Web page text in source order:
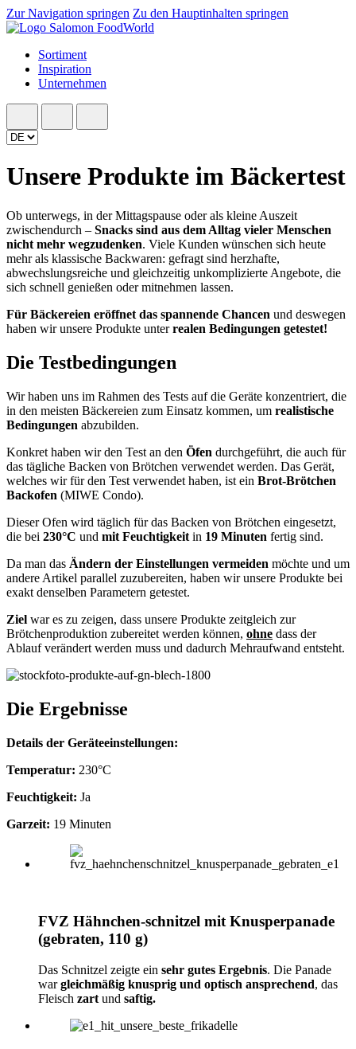
Zur Navigation springen Zu den Hauptinhalten springen
Sortiment
Inspiration
Unternehmen
Unsere Produkte im Bäckertest
Ob unterwegs, in der Mittagspause oder als kleine Auszeit
zwischendurch – Snacks sind aus dem Alltag vieler Menschen
nicht mehr wegzudenken. Viele Kunden wünschen sich heute
mehr als klassische Backwaren: gefragt sind herzhafte,
abwechslungsreiche und gleichzeitig unkomplizierte Angebote, die
sich schnell genießen oder mitnehmen lassen.
Für Bäckereien eröffnet das spannende Chancen und deswegen
haben wir unsere Produkte unterrealen Bedingungen getestet!
Die Testbedingungen
Wir haben uns im Rahmen des Tests auf die Geräte konzentriert, die
in den meisten Bäckereien zum Einsatz kommen, um realistische
Bedingungen abzubilden.
Konkret haben wir den Test an den Öfen durchgeführt, die auch für
das tägliche Backen von Brötchen verwendet werden. Das Gerät,
welches wir für den Test verwendet haben, ist ein Brot-Brötchen
Backofen (MIWE Condo).
Dieser Ofen wird täglich für das Backen von Brötchen eingesetzt,
die bei 230°C und mit Feuchtigkeit in 19 Minuten fertig sind.
Da man das Ändern der Einstellungen vermeiden möchte und um
andere Artikel parallel zuzubereiten, haben wir unsere Produkte bei
exakt denselben Parametern getestet.
Ziel war es zu zeigen, dass unsere Produkte zeitgleich zur
Brötchenproduktion zubereitet werden können, ohne dass der
Ablauf verändert werden muss und dadurch Mehraufwand entsteht.
Die Ergebnisse
Details der Geräteeinstellungen:
Temperatur: 230°C
Feuchtigkeit: Ja
Garzeit: 19 Minuten
FVZ Hähnchen-schnitzel mit Knusperpanade
(gebraten, 110 g)
Das Schnitzel zeigte ein sehr gutes Ergebnis. Die Panade
wargleichmäßig knusprig und optisch ansprechend, das
Fleisch zart und saftig.